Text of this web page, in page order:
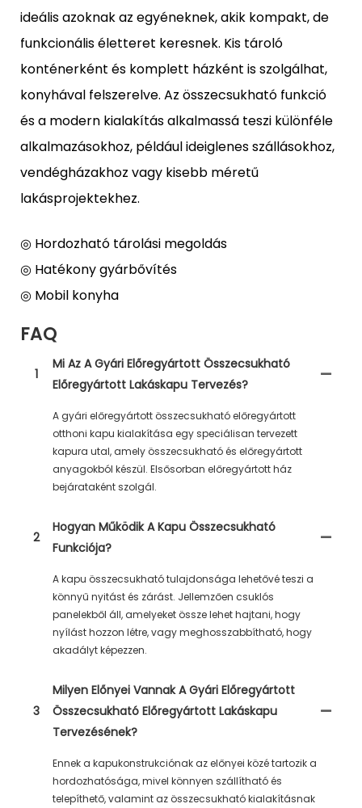
ideális azoknak az egyéneknek, akik kompakt, de
funkcionális életteret keresnek. Kis tároló
konténerként és komplett házként is szolgálhat,
konyhával felszerelve. Az összecsukható funkció
és a modern kialakítás alkalmassá teszi különféle
alkalmazásokhoz, például ideiglenes szállásokhoz,
vendégházakhoz vagy kisebb méretű
lakásprojektekhez.
◎ Hordozható tárolási megoldás
◎ Hatékony gyárbővítés
◎ Mobil konyha
FAQ
1
Mi Az A Gyári Előregyártott Összecsukható
Előregyártott Lakáskapu Tervezés?
A gyári előregyártott összecsukható előregyártott
otthoni kapu kialakítása egy speciálisan tervezett
kapura utal, amely összecsukható és előregyártott
anyagokból készül. Elsősorban előregyártott ház
bejárataként szolgál.
2
Hogyan Működik A Kapu Összecsukható
Funkciója?
A kapu összecsukható tulajdonsága lehetővé teszi a
könnyű nyitást és zárást. Jellemzően csuklós
panelekből áll, amelyeket össze lehet hajtani, hogy
nyílást hozzon létre, vagy meghosszabbítható, hogy
akadályt képezzen.
3
Milyen Előnyei Vannak A Gyári Előregyártott
Összecsukható Előregyártott Lakáskapu
Tervezésének?
Ennek a kapukonstrukciónak az előnyei közé tartozik a
hordozhatósága, mivel könnyen szállítható és
telepíthető, valamint az összecsukható kialakításnak